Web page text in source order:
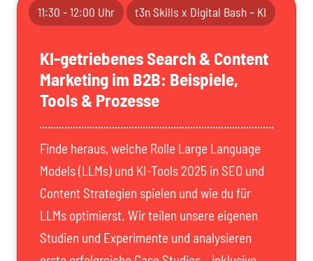
11:30 - 12:00 Uhr t3n Skills x Digital Bash – KI
KI-getriebenes Search & Content
Marketing im B2B: Beispiele,
Tools & Prozesse
Finde heraus, welche Rolle Large Language
Models (LLMs) und KI-Tools 2025 in SEO und
Content Strategien spielen und wie du für
LLMs optimierst. Wir teilen unsere eigenen
Studien und Experimente und analysieren